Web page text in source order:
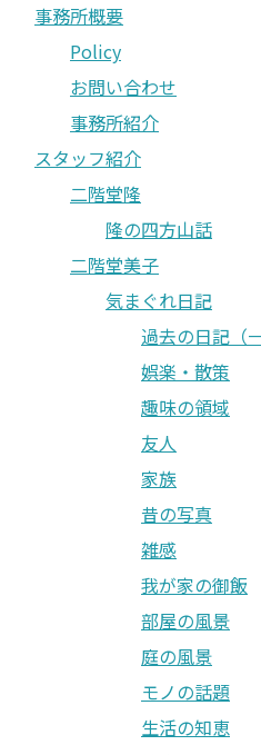
事務所概要
Policy
お問い合わせ
事務所紹介
スタッフ紹介
二階堂隆
隆の四方山話
二階堂美子
気まぐれ日記
過去の日記（一
娯楽・散策
趣味の領域
友人
家族
昔の写真
雑感
我が家の御飯
部屋の風景
庭の風景
モノの話題
生活の知恵